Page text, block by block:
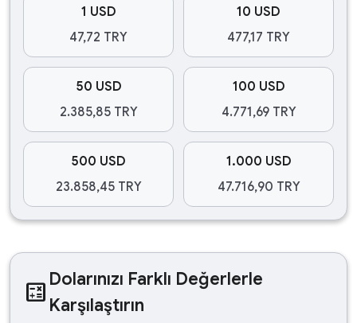
1 USD
47,72 TRY
10 USD
477,17 TRY
50 USD
2.385,85 TRY
100 USD
4.771,69 TRY
500 USD
23.858,45 TRY
1.000 USD
47.716,90 TRY
calculate Dolarınızı Farklı Değerlerle
Karşılaştırın